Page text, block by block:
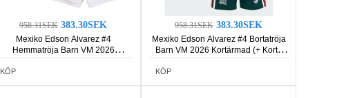
958.31SEK 383.30SEK
Mexiko Edson Alvarez #4
Hemmatröja Barn VM 2026
Kortärmad (+ Korta byxor)
KÖP
958.31SEK 383.30SEK
Mexiko Edson Alvarez #4 Bortatröja
Barn VM 2026 Kortärmad (+ Korta
byxor)
KÖP